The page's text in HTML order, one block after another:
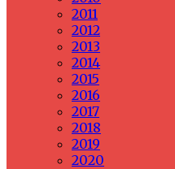
2011
2012
2013
2014
2015
2016
2017
2018
2019
2020